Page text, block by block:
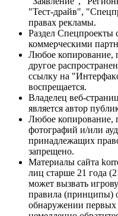
"Тест-драйв",
правах рекламы.
Раздел Спецпроекты
коммерческими
Любое копирование,
другое
ссылку на
воспрещается.
Владелец веб-
является автор
Любое копирование,
фотографий и/или
принадлежащих
запрещено.
Материалы сайта
лиц старше 21 года
может вызвать
правила (принципы)
обнаружении первых